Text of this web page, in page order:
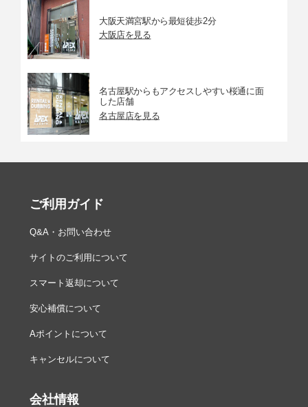
大阪天満宮駅から最短徒歩2分
大阪店を見る
名古屋駅からもアクセスしやすい桜通に面
した店舗
名古屋店を見る
ご利用ガイド
Q&A・お問い合わせ
サイトのご利用について
スマート返却について
安心補償について
Aポイントについて
キャンセルについて
会社情報